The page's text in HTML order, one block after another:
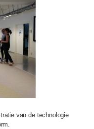
van de technologie